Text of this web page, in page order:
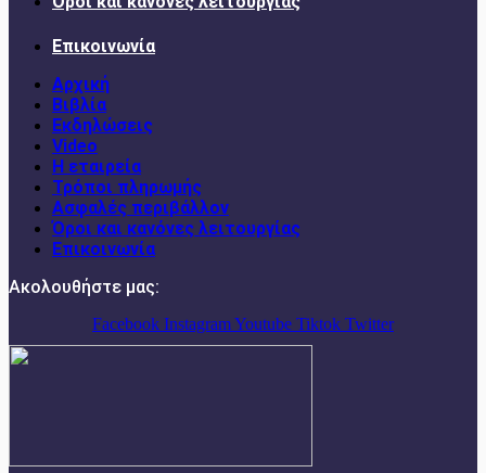
Επικοινωνία
Αρχική
Βιβλία
Εκδηλώσεις
Video
Η εταιρεία
Τρόποι πληρωμής
Ασφαλές περιβάλλον
Όροι και κανόνες λειτουργίας
Επικοινωνία
Ακολουθήστε μας:
Facebook InstagramYoutube Tiktok Twitter